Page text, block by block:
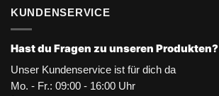
KUNDENSERVICE
Hast du Fragen zu unseren Produkten?
Unser Kundenservice ist für dich da
Mo. - Fr.: 09:00 - 16:00 Uhr